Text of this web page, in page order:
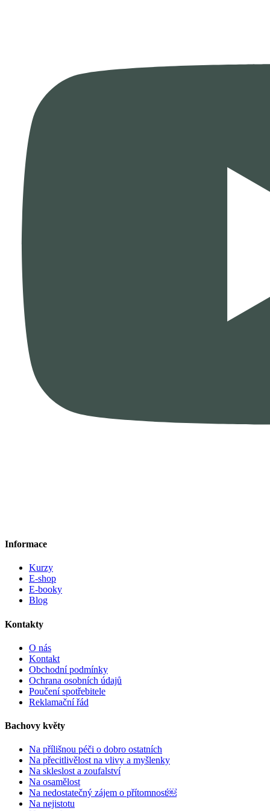
Informace
Kurzy
E-shop
E-booky
Blog
Kontakty
O nás
Kontakt
Obchodní podmínky
Ochrana osobních údajů
Poučení spotřebitele
Reklamační řád
Bachovy květy
Na přílišnou péči o dobro ostatních
Na přecitlivělost na vlivy a myšlenky
Na skleslost a zoufalství
Na osamělost
Na nedostatečný zájem o přítomnost￼
Na nejistotu